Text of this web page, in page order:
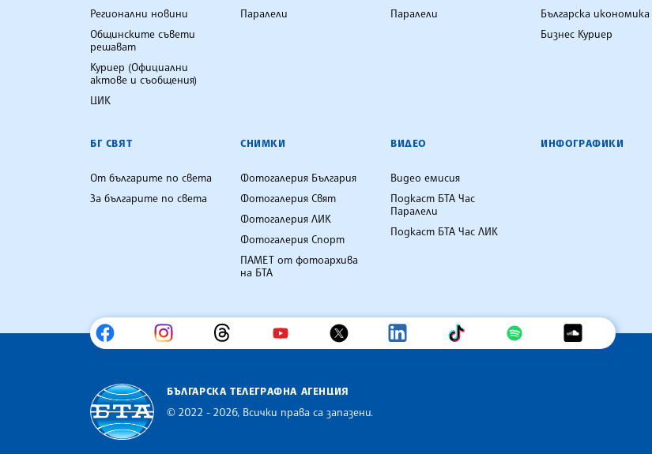
Регионални новини
Общинските съвети
решават
Куриер (Официални
актове и съобщения)
ЦИК
Паралели
Паралели
Българска икономика
Бизнес Куриер
БГ СВЯТ
От българите по света
За българите по света
СНИМКИ
Фотогалерия България
Фотогалерия Свят
Фотогалерия ЛИК
Фотогалерия Спорт
ПАМЕТ от фотоархива
на БТА
ВИДЕО
Видео емисия
Подкаст БТА Час
Паралели
Подкаст БТА Час ЛИК
ИНФОГРАФИКИ
БЪЛГАРСКА ТЕЛЕГРАФНА АГЕНЦИЯ
© 2022 - 2026, Всички права са запазени.